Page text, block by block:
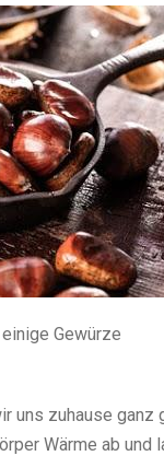
Gewürze
zuhause ganz
Wärme ab und